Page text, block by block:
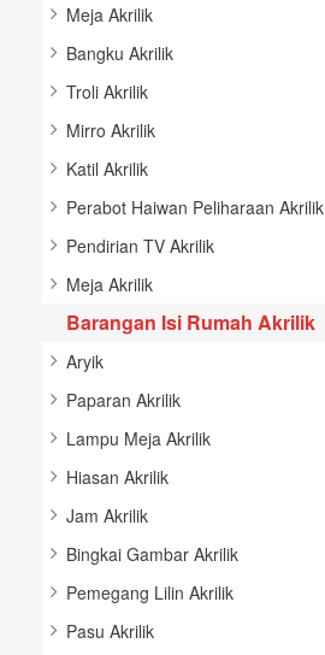
Meja Akrilik
Bangku Akrilik
Troli Akrilik
Mirro Akrilik
Katil Akrilik
Perabot Haiwan Peliharaan Akrilik
Pendirian TV Akrilik
Meja Akrilik
Barangan Isi Rumah Akrilik
Aryik
Paparan Akrilik
Lampu Meja Akrilik
Hiasan Akrilik
Jam Akrilik
Bingkai Gambar Akrilik
Pemegang Lilin Akrilik
Pasu Akrilik